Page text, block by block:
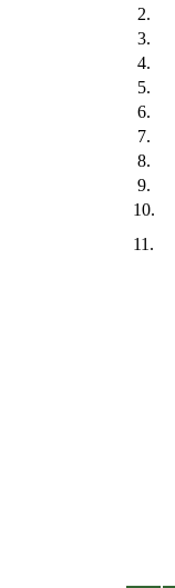
2.
3.
4.
5.
6.
7.
8.
9.
10.
11.